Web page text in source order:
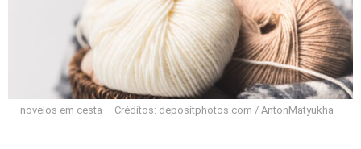
novelos em cesta – Créditos: depositphotos.com / AntonMatyukha